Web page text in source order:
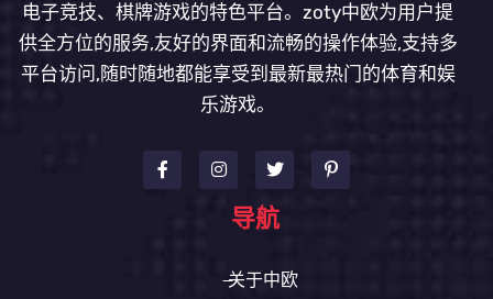
电子竞技、棋牌游戏的特色平台。zoty中欧为用户提
供全方位的服务,友好的界面和流畅的操作体验,支持多
平台访问,随时随地都能享受到最新最热门的体育和娱
乐游戏。
导航
关于中欧